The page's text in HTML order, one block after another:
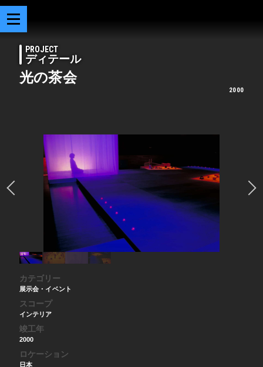
PROJECT
ディテール
光の茶会
2000
カテゴリー
展示会・イベント
スコープ
インテリア
竣工年
2000
ロケーション
日本